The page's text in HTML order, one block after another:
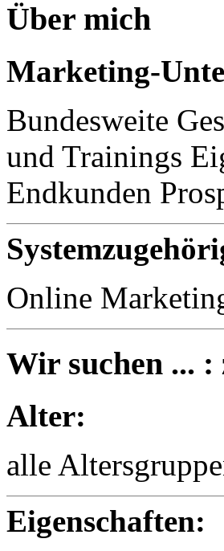
Über mich
Marketing-
Bundesweite
und Trainings
Endkunden
Online
Wir suchen ... :
Alter:
alle
Eigenschaften: